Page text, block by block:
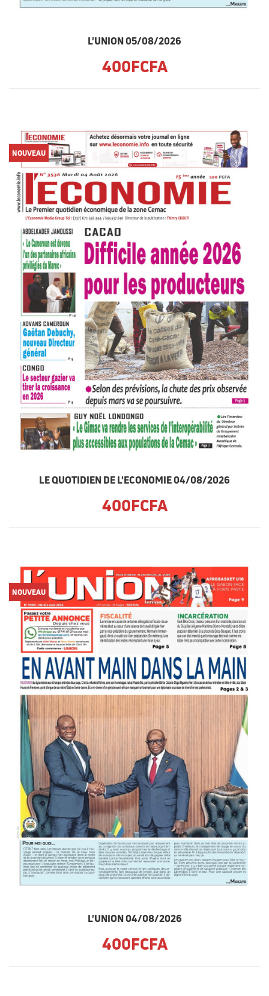
L'UNION 05/08/2026
400FCFA
NOUVEAU
LE QUOTIDIEN DE L'ECONOMIE 04/08/2026
400FCFA
NOUVEAU
L'UNION 04/08/2026
400FCFA